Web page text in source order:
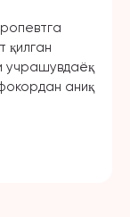
қилган
учрашувдаёқ
аниқ